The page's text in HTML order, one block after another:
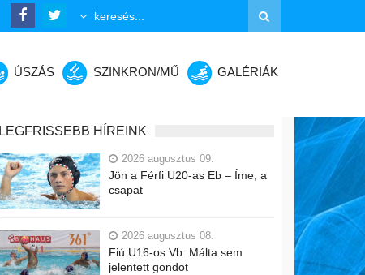
ÚSZÁS SZINKRON/MŰ GALÉRIÁK
LEGFRISSEBB HÍREINK
2026 augusztus 09.
Jön a Férfi U20-as Eb – Íme, a
csapat
2026 augusztus 08.
Fiú U16-os Vb: Málta sem
jelentett gondot